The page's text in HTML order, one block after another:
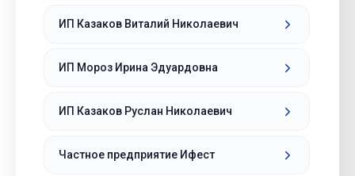
ИП Казаков Виталий Николаевич
ИП Мороз Ирина Эдуардовна
ИП Казаков Руслан Николаевич
Частное предприятие Ифест